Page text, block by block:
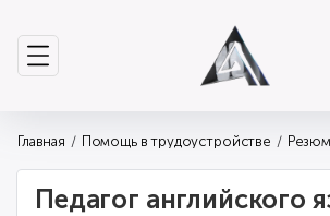
Главная Помощь в трудоустройстве
Педагог английского